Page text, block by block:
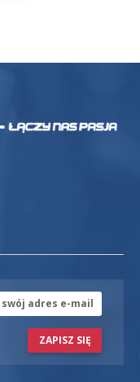
ZAPISZ SIĘ